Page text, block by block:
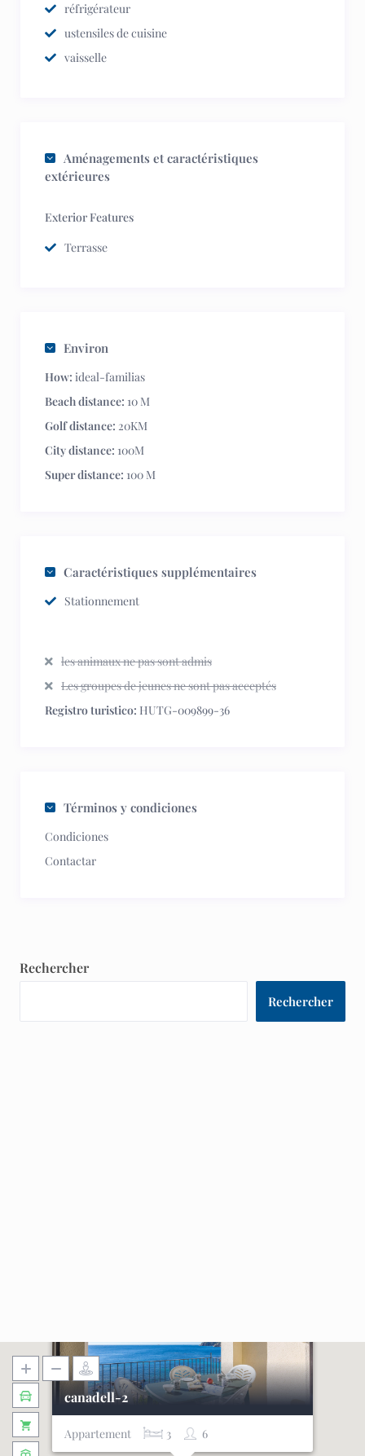
réfrigérateur
ustensiles de cuisine
vaisselle
Aménagements et caractéristiques
extérieures
Exterior Features
Terrasse
Environ
How: ideal-familias
Beach distance: 10 M
Golf distance: 20KM
City distance: 100M
Super distance: 100 M
Caractéristiques supplémentaires
Stationnement
les animaux ne pas sont admis
Les groupes de jeunes ne sont pas acceptés
Registro turistico: HUTG-009899-36
Términos y condiciones
Condiciones
Contactar
Rechercher
Rechercher
canadell-2
Appartement 6
3